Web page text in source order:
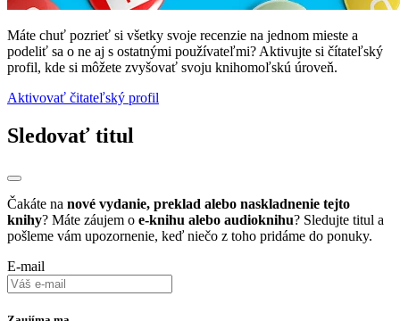
Máte chuť pozrieť si všetky svoje recenzie na jednom mieste a
podeliť sa o ne aj s ostatnými používateľmi? Aktivujte si čítateľský
profil, kde si môžete zvyšovať svoju knihomoľskú úroveň.
Aktivovať čitateľský profil
Sledovať titul
Čakáte na nové vydanie, preklad alebo naskladnenie tejto
knihy? Máte záujem o e-knihu alebo audioknihu? Sledujte titul a
pošleme vám upozornenie, keď niečo z toho pridáme do ponuky.
E-mail